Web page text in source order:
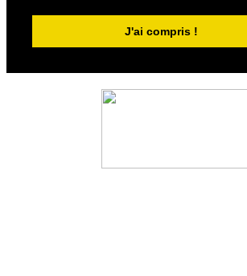
J'ai compris !